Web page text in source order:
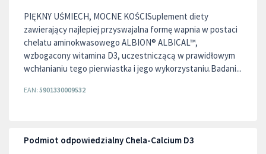
PIĘKNY UŚMIECH, MOCNE KOŚCISuplement diety
zawierający najlepiej przyswajalna formę wapnia w postaci
chelatu aminokwasowego ALBION® ALBICAL™,
wzbogacony witamina D3, uczestniczącą w prawidłowym
wchłanianiu tego pierwiastka i jego wykorzystaniu.Badani...
EAN: 5901330009532
Podmiot odpowiedzialny Chela-Calcium D3